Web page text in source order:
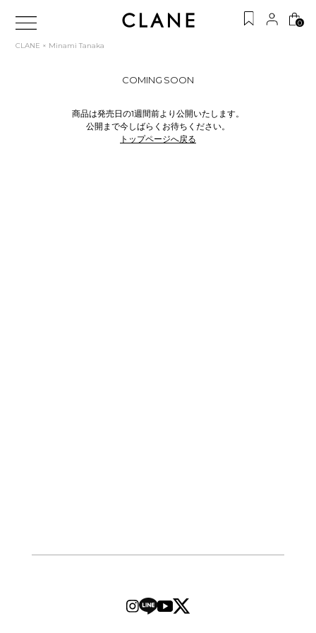
0
CLANE × Minami Tanaka
COMING SOON
商品は発売日の1週間前より公開いたします。
公開まで今しばらくお待ちください。
トップページへ戻る